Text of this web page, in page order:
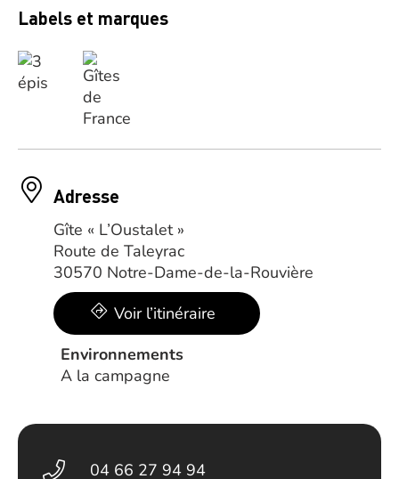
Labels et marques
Adresse
Gîte « L’Oustalet »
Route de Taleyrac
30570 Notre-Dame-de-la-Rouvière
Voir l’itinéraire
Environnements
A la campagne
04 66 27 94 94